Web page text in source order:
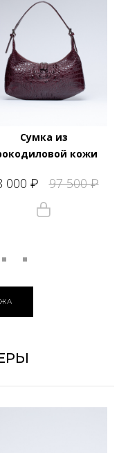
Сумка из
кожи
000 ₽ 97 500₽